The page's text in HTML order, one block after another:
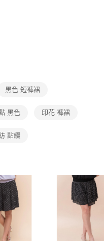
儲值。
結帳。
訊。
視為交易完成。
疑問，請聯繫「AFTEE先享後付
，並將交易相關給付款項請求債
址：
或監護人之同意方可使用
起之損失，本公司不負相關責
費
運費
黑色 短褲裙
黑色 印花 褲裙
點綴